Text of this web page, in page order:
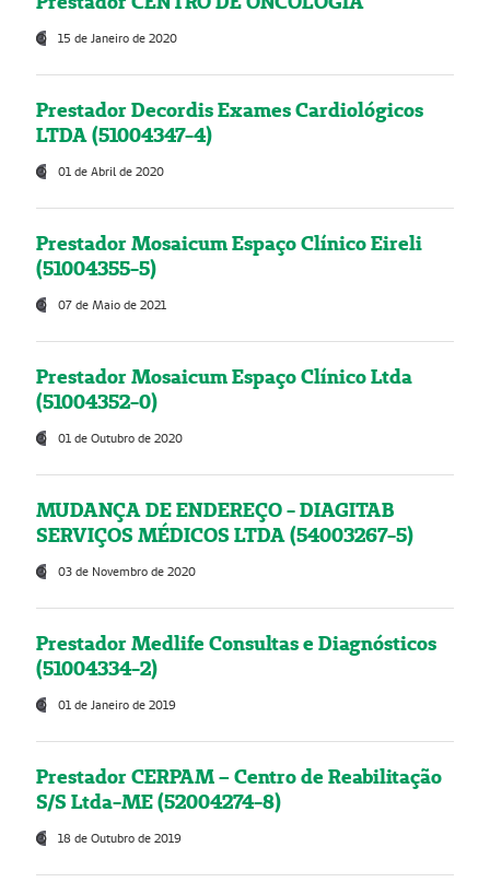
15 de Janeiro de 2020
Prestador Decordis Exames Cardiológicos
LTDA (51004347-4)
01 de Abril de 2020
Prestador Mosaicum Espaço Clínico Eireli
(51004355-5)
07 de Maio de 2021
Prestador Mosaicum Espaço Clínico Ltda
(51004352-0)
01 de Outubro de 2020
MUDANÇA DE ENDEREÇO - DIAGITAB
SERVIÇOS MÉDICOS LTDA (54003267-5)
03 de Novembro de 2020
Prestador Medlife Consultas e Diagnósticos
(51004334-2)
01 de Janeiro de 2019
Prestador CERPAM – Centro de Reabilitação
S/S Ltda-ME (52004274-8)
18 de Outubro de 2019